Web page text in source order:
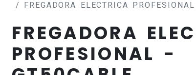
FREGADORA ELECTRICA
FREGADORA
PROFESIONAL -